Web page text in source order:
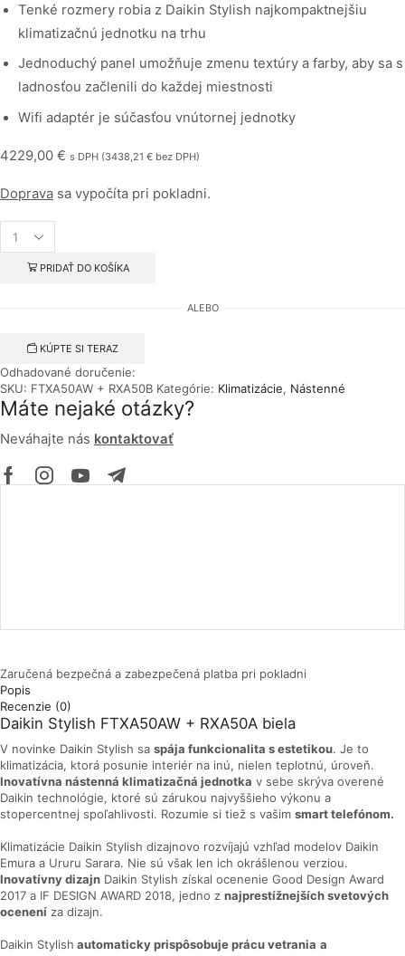
Tenké rozmery robia z Daikin Stylish najkompaktnejšiu
klimatizačnú jednotku na trhu
Jednoduchý panel umožňuje zmenu textúry a farby, aby sa s
ladnosťou začlenili do každej miestnosti
Wifi adaptér je súčasťou vnútornej jednotky
4229,00 € s DPH (3438,21 € bez DPH)
Doprava sa vypočíta pri pokladni.
množstvo
Daikin
Stylish PRIDAŤ DO KOŠÍKA
ALEBO
KÚPTE SI TERAZ
Odhadované doručenie:
SKU: FTXA50AW + RXA50B Kategórie: Klimatizácie, Nástenné
Máte nejaké otázky?
Neváhajte nás kontaktovať
Facebook
Instagram
YoutubeTelegram
Zaručená bezpečná a zabezpečená platba pri pokladni
Popis
Recenzie (0)
Daikin Stylish FTXA50AW + RXA50A biela
V novinke Daikin Stylish sa spája funkcionalita s estetikou. Je to
klimatizácia, ktorá posunie interiér na inú, nielen teplotnú, úroveň.
Inovatívna nástenná klimatizačná jednotka v sebe skrýva overené
Daikin technológie, ktoré sú zárukou najvyššieho výkonu a
stopercentnej spoľahlivosti. Rozumie si tiež s vašim smart telefónom.
Klimatizácie Daikin Stylish dizajnovo rozvíjajú vzhľad modelov Daikin
Emura a Ururu Sarara. Nie sú však len ich okrášlenou verziou.
Inovatívny dizajn Daikin Stylish získal ocenenie Good Design Award
2017 a IF DESIGN AWARD 2018, jedno z najprestížnejších svetových
ocenení za dizajn.
Daikin Stylish automaticky prispôsobuje prácu vetrania a